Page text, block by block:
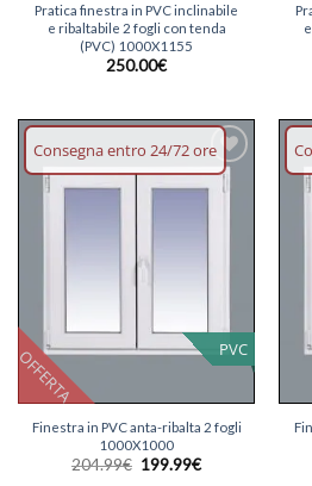
Pratica finestra in PVC inclinabile
e ribaltabile 2 fogli con tenda
(PVC) 1000X1155
250.00€
OFFERTA
Consegna entro 24/72 ore
PVC
Aggiungi
lista dei
Finestra in PVC anta-ribalta 2 fogli
1000X1000
204.99€ Il
199.99€Il